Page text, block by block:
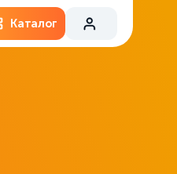
Каталог